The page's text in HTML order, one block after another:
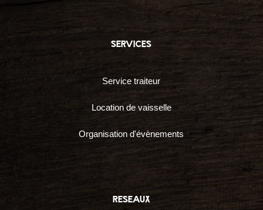
services
Service traiteur
Location de vaisselle
Organisation d'évènements
reseaux